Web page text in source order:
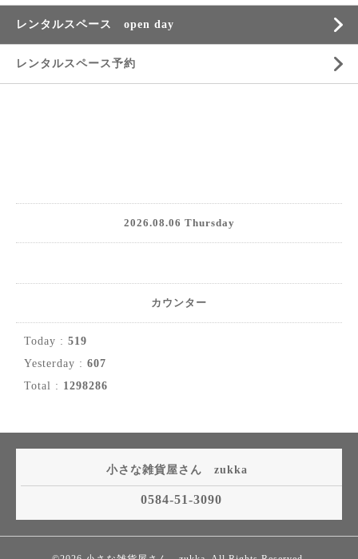
レンタルスペース open day
レンタルスペース予約
2026.08.06 Thursday
カウンター
Today : 519
Yesterday : 607
Total : 1298286
小さな雑貨屋さん zukka
0584-51-3090